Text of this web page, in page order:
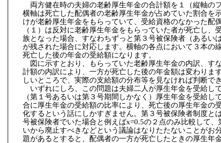
両方健在時の夫婦の老齢厚生年金の合計額を１（縦軸の
横軸は死亡した配偶者の老齢厚生年金が占めていた割合を
けが老齢厚生年金をもらっていて、受給資格のなかった配
（１）は反対に老齢厚生年金をもらっていた者が死亡し、
族となった場合、すなわちずっと第３号被保険者（あるい
が残された場合に対応します。横軸の各点において３本の
死亡した後の年金の受給額になります。
図に示すとおり、もらっていた老齢厚生年金の内訳、す
計額の内訳により、一方が死亡した後の年金額は変わりま
しいところで、実際の支給額の分布等を見なければ判断で
いずれにしろ、この問題は夫婦二人が厚生年金を受給し
（第１号あるいは第３号期間しかなく）厚生年金を受給し
合に厚生年金の受給額の比率により、死亡後の厚生年金の
化するという話にしかすぎません。第３号被保険者制度と
号被保険者でいた場合と例えばx=0.5の２点のみ比較して
いから廃止すべきなどという議論はなりたたないことがお
題があるとすると、配偶者の一方が死亡したときの厚生年